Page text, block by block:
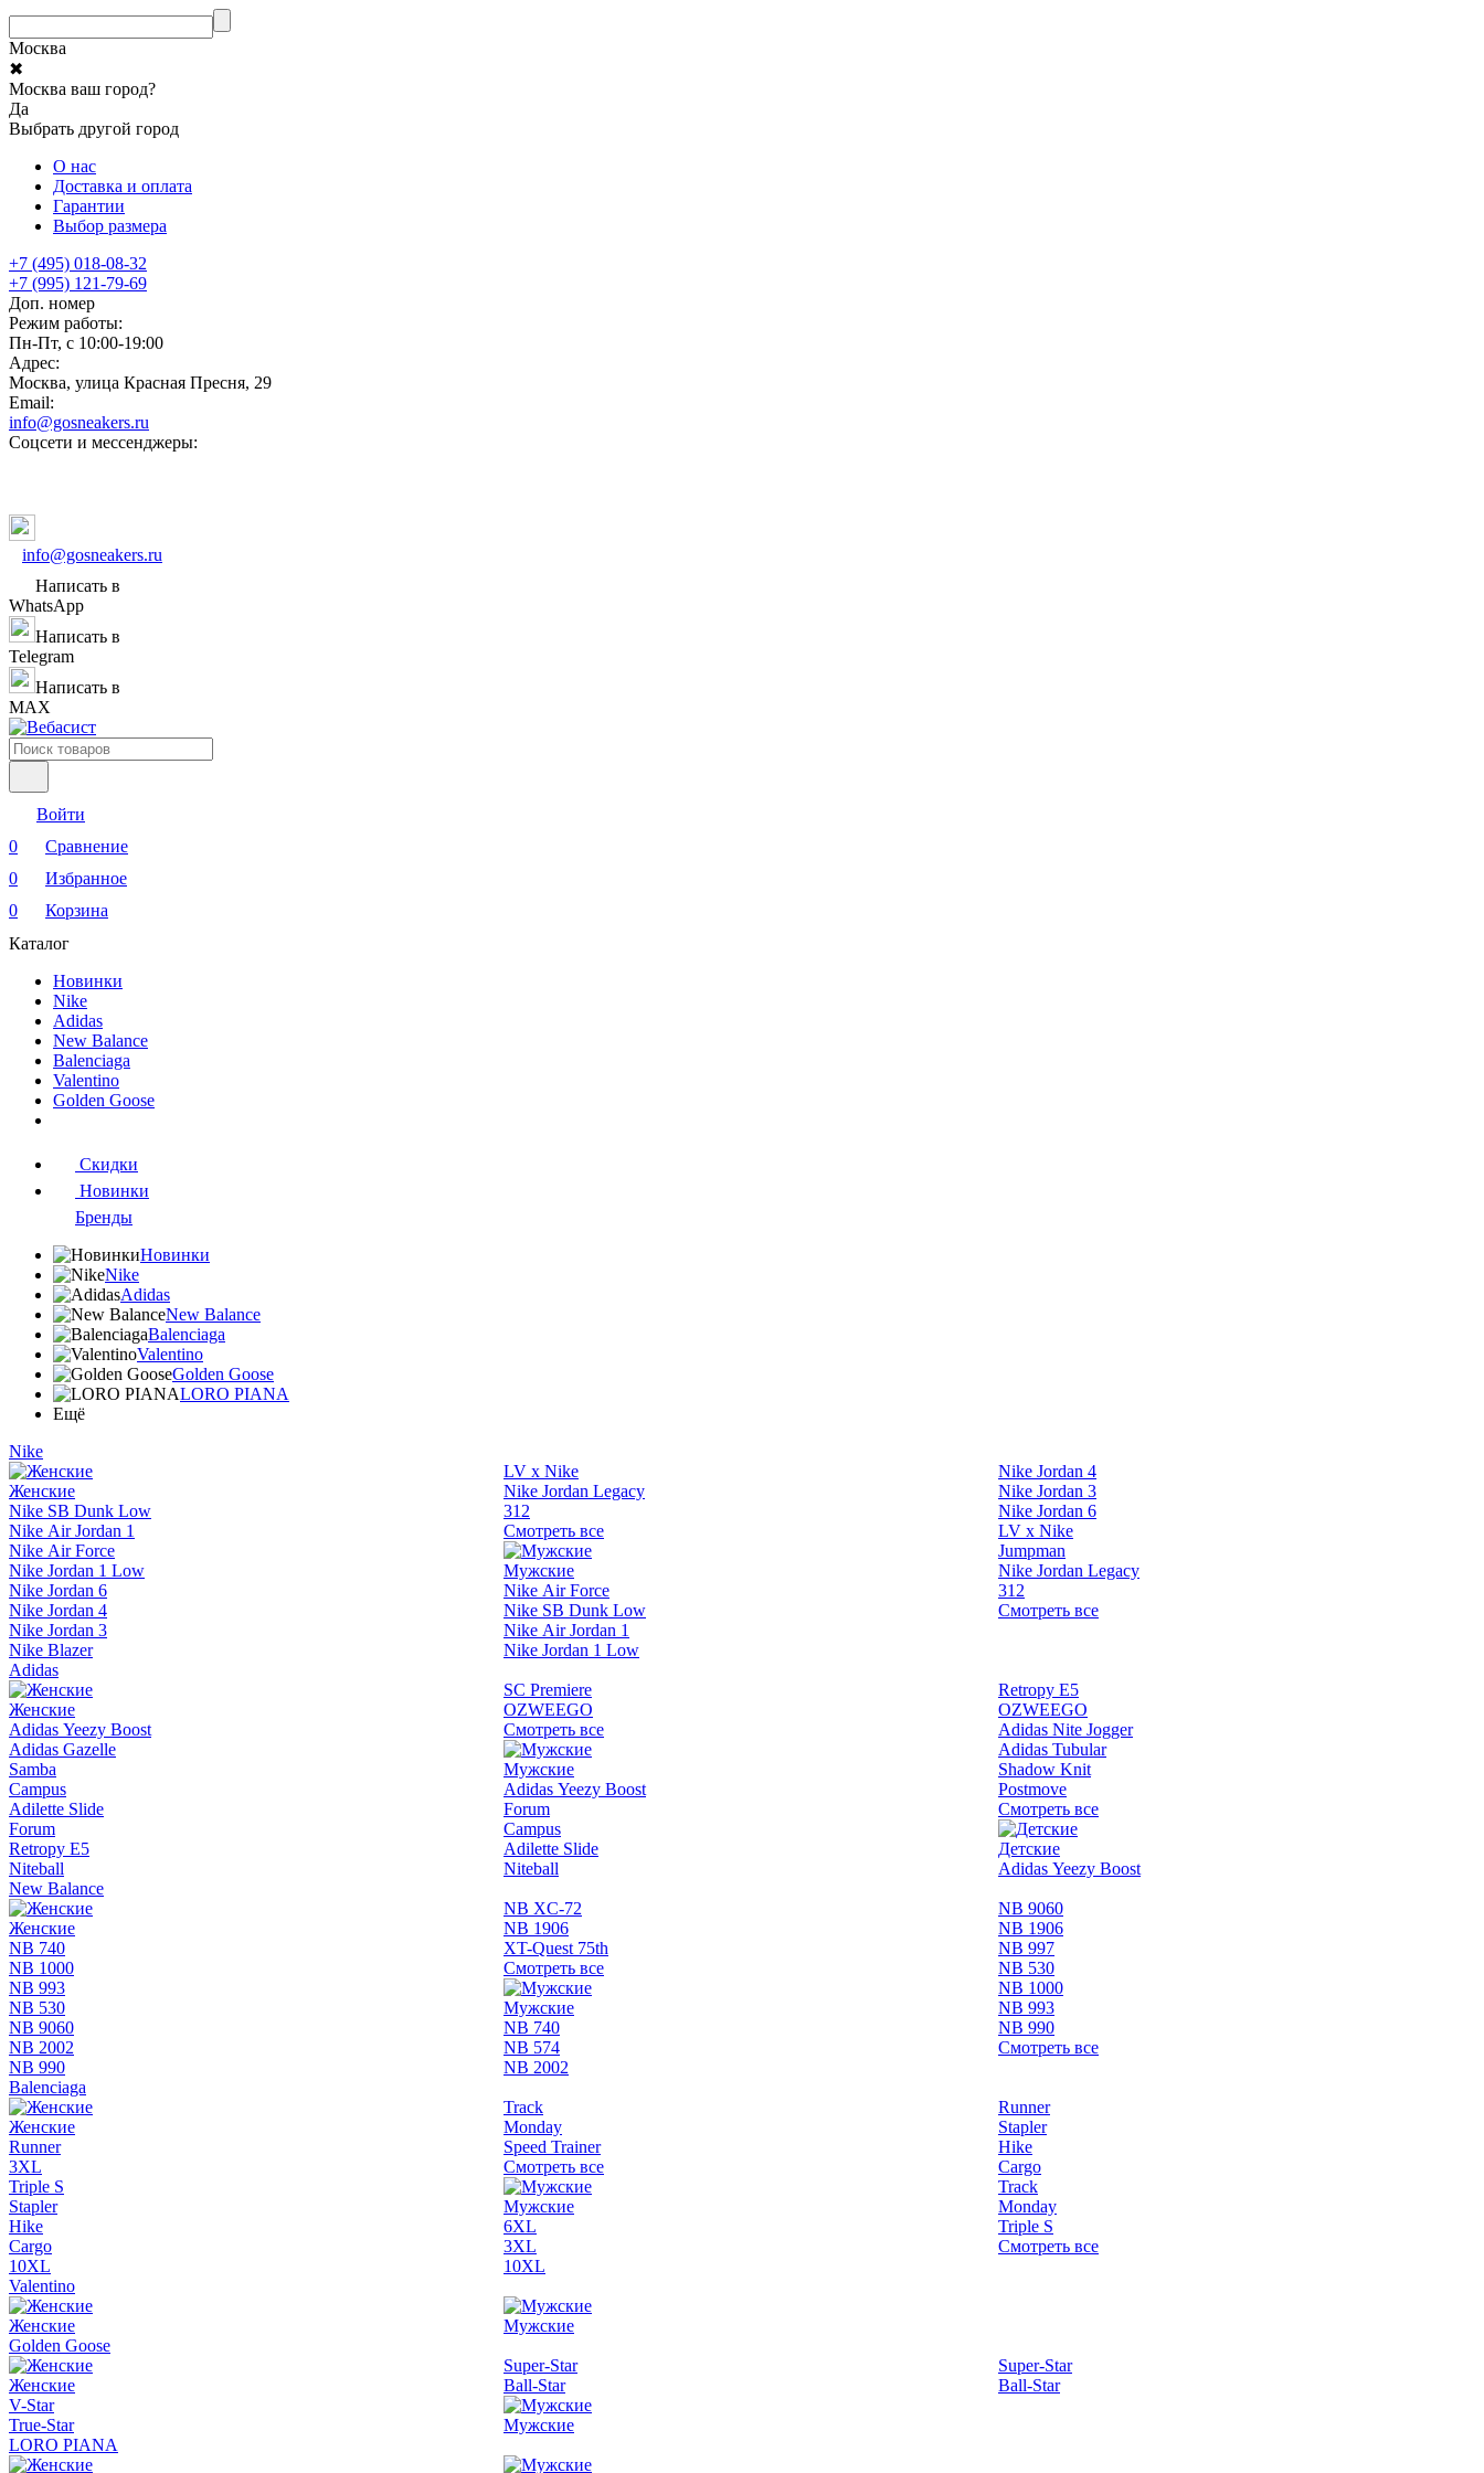
Москва
✖
Москва ваш город?
Да
Выбрать другой город
О нас
Доставка и оплата
Гарантии
Выбор размера
+7 (495) 018-08-32
+7 (995) 121-79-69
Доп. номер
Режим работы:
Пн-Пт, с 10:00-19:00
Адрес:
Москва, улица Красная Пресня, 29
Email:
info@gosneakers.ru
Соцсети и мессенджеры:
info@gosneakers.ru
Написать в
WhatsApp
Написать в
Telegram
Написать в
MAX
Войти
0
Сравнение
0
Избранное
0
Корзина
Каталог
Новинки
Nike
Adidas
New Balance
Balenciaga
Valentino
Golden Goose
Скидки
Новинки
Бренды
Новинки
Nike
Adidas
New Balance
Balenciaga
Valentino
Golden Goose
LORO PIANA
Ещё
Nike
Женские
Nike SB Dunk Low
Nike Air Jordan 1
Nike Air Force
Nike Jordan 1 Low
Nike Jordan 6
Nike Jordan 4
Nike Jordan 3
Nike Blazer
LV x Nike
Nike Jordan Legacy
312
Смотреть все
Мужские
Nike Air Force
Nike SB Dunk Low
Nike Air Jordan 1
Nike Jordan 1 Low
Nike Jordan 4
Nike Jordan 3
Nike Jordan 6
LV x Nike
Jumpman
Nike Jordan Legacy
312
Смотреть все
Adidas
Женские
Adidas Yeezy Boost
Adidas Gazelle
Samba
Campus
Adilette Slide
Forum
Retropy E5
Niteball
SC Premiere
OZWEEGO
Смотреть все
Мужские
Adidas Yeezy Boost
Forum
Campus
Adilette Slide
Niteball
Retropy E5
OZWEEGO
Adidas Nite Jogger
Adidas Tubular
Shadow Knit
Postmove
Смотреть все
Детские
Adidas Yeezy Boost
New Balance
Женские
NB 740
NB 1000
NB 993
NB 530
NB 9060
NB 2002
NB 990
NB XC-72
NB 1906
XT-Quest 75th
Смотреть все
Мужские
NB 740
NB 574
NB 2002
NB 9060
NB 1906
NB 997
NB 530
NB 1000
NB 993
NB 990
Смотреть все
Balenciaga
Женские
Runner
3XL
Triple S
Stapler
Hike
Cargo
10XL
Track
Monday
Speed Trainer
Смотреть все
Мужские
6XL
3XL
10XL
Runner
Stapler
Hike
Cargo
Track
Monday
Triple S
Смотреть все
Valentino
Женские
Мужские
Golden Goose
Женские
V-Star
True-Star
Super-Star
Ball-Star
Мужские
Super-Star
Ball-Star
LORO PIANA